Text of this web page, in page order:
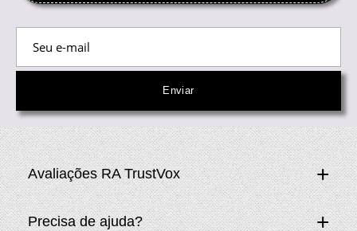
Avaliações RA TrustVox
Precisa de ajuda?